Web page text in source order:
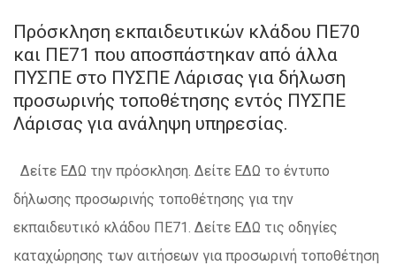
Πρόσκληση εκπαιδευτικών κλάδου ΠΕ70
και ΠΕ71 που αποσπάστηκαν από άλλα
ΠΥΣΠΕ στο ΠΥΣΠΕ Λάρισας για δήλωση
προσωρινής τοποθέτησης εντός ΠΥΣΠΕ
Λάρισας για ανάληψη υπηρεσίας.
Δείτε ΕΔΩ την πρόσκληση. Δείτε ΕΔΩ το έντυπο
δήλωσης προσωρινής τοποθέτησης για την
εκπαιδευτικό κλάδου ΠΕ71. Δείτε ΕΔΩ τις οδηγίες
καταχώρησης των αιτήσεων για προσωρινή τοποθέτηση